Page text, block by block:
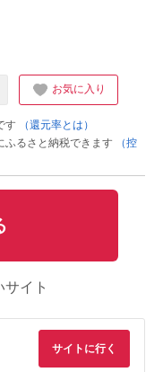
お気に入り
す
（還元率とは）
るさと納税できます
（控
イト
サイトに行く